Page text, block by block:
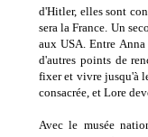
d'Hitler, elles sont
sera la France. Un
aux USA. Entre
d'autres points de
fixer et vivre jusqu'à
consacrée, et Lore
Avec le musée